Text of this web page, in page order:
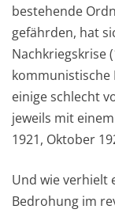
bestehende
gefährden, hat
Nachkriegskrise
kommunistische
einige schlecht
jeweils mit
1921, Oktober
Und wie verhielt
Bedrohung im